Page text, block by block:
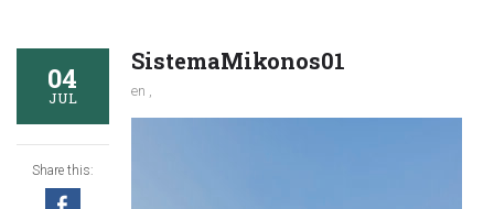
04
JUL
Share this:
SistemaMikonos01
en ,